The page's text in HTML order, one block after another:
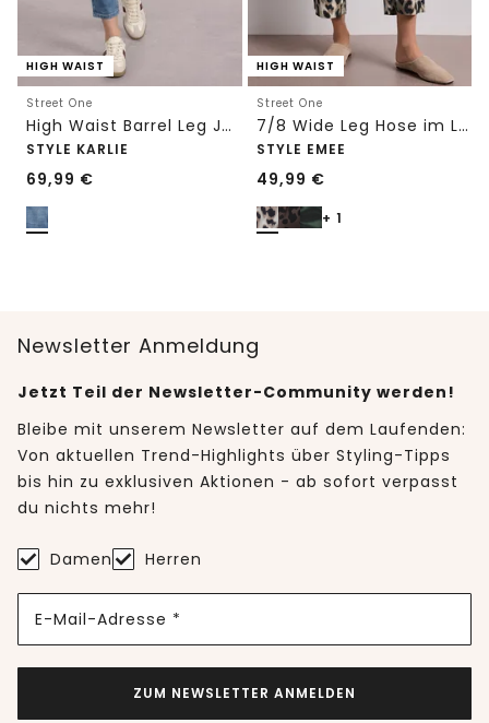
HIGH WAIST
Street One
High Waist Barrel Leg Jeans im Loose Fit
STYLE KARLIE
69,99 €
HIGH WAIST
Street One
7/8 Wide Leg Hose im Loose Fit mit Print
STYLE EMEE
49,99 €
+ 1
Newsletter Anmeldung
Jetzt Teil der Newsletter-Community werden!
Bleibe mit unserem Newsletter auf dem Laufenden:
Von aktuellen Trend-Highlights über Styling-Tipps
bis hin zu exklusiven Aktionen - ab sofort verpasst
du nichts mehr!
Damen Herren
E-Mail-Adresse *
ZUM NEWSLETTER ANMELDEN